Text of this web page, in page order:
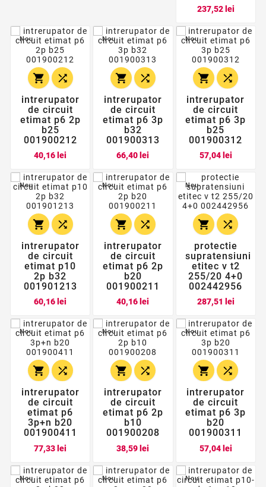
237,52 leiPret
Nou
 
intrerupator
de circuit
etimat p6 2p
b25
001900212
40,16 lei
Nou
 
intrerupator
de circuit
etimat p6 3p
b32
001900313
66,40 lei
Nou
 
intrerupator
de circuit
etimat p6 3p
b25
001900312
57,04 leiPret
Nou
 
intrerupator
de circuit
etimat p10
2p b32
001901213
60,16 lei
Nou
 
intrerupator
de circuit
etimat p6 2p
b20
001900211
40,16 lei
Nou
 
protectie
supratensiuni
etitec v t2
255/20 4+0
002442956
287,51 leiPret
Nou
 
intrerupator
de circuit
etimat p6
3p+n b20
001900411
77,33 lei
Nou
 
intrerupator
de circuit
etimat p6 2p
b10
001900208
38,59 lei
Nou
 
intrerupator
de circuit
etimat p6 3p
b20
001900311
57,04 leiPret
Nou Nou Nou